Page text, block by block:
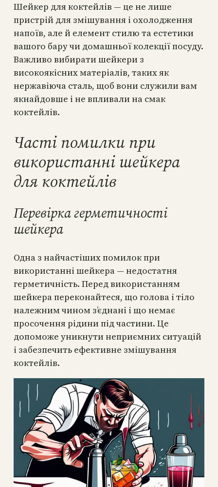
Шейкер для коктейлів — це не лише
пристрій для змішування і охолодження
напоїв, але й елемент стилю та естетики
вашого бару чи домашньої колекції посуду.
Важливо вибирати шейкери з
високоякісних матеріалів, таких як
нержавіюча сталь, щоб вони служили вам
якнайдовше і не впливали на смак
коктейлів.
Часті помилки при
використанні шейкера
для коктейлів
Перевірка герметичності
шейкера
Одна з найчастіших помилок при
використанні шейкера — недостатня
герметичність. Перед використанням
шейкера переконайтеся, що голова і тіло
належним чином з’єднані і що немає
просочення рідини під частини. Це
допоможе уникнути неприємних ситуацій
і забезпечить ефективне змішування
коктейлів.